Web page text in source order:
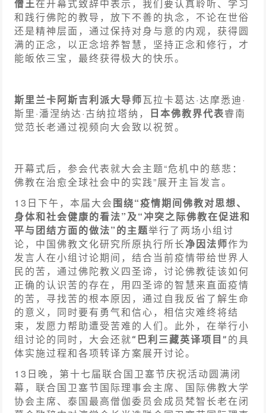
僧王在开幕式致辞中表示，我们要认真聆听、学习
和践行佛陀的教导，放下不善的执念，不论在世俗
还是精神层面，通过保持对身与意的内观，获得圆
满的正念，以正念培养智慧，坚持正念和修行，才
能皈依三宝，最终获得极大的快乐。
斯里兰卡阿斯吉利派大导师瓦拉卡葛达·达摩悉迪·
斯里·潘涅纳达·古纳拉塔纳， 日本佛教界代表睿南
觉范长老通过视频向大会致以祝贺。
开幕式后，参会代表就大会主题“危机中的慈悲：
佛教在治愈全球社会中的实践”展开主旨发言。
13日下午，本届大会围绕“疫情期间佛教对思想、
身体和社会健康的看法”及“冲突之际佛教在促进和
平与团结方面的做法”的主题举行了两场小组讨
论，中国佛教文化研究所原执行所长净因法师作为
发言人在小组讨论期间，结合当前疫情带给世界人
民的苦，通过佛陀教义四圣谛，讨论佛教徒该如何
正确的认识苦的存在，用四圣谛的智慧来直面疫情
的苦，寻找苦的根本原因，通过自我反省了解生命
的意义，同时要有勇气和信心，相信灾难终将结
束，发愿力帮助遭受苦难的人们。
此外，在举行小
组讨论的同时，大会还就“巴利三藏英译项目” 的具
体实施过程和各项转译方案展开讨论。
13日晚，第十七届联合国卫塞节庆祝活动圆满闭
幕，联合国卫塞节国际理事会主席、国际佛教大学
协会主席、泰国最高僧伽委员会成员梵智长老在闭